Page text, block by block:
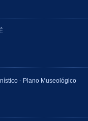
- Plano Museológico